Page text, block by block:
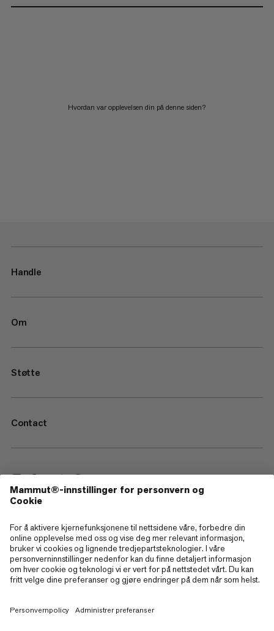
Hvordan var opplevelsen din på denne siden?
Handle
Om
Støtte
Contact
—
Sitemap
Cookies
Juridisk merknad